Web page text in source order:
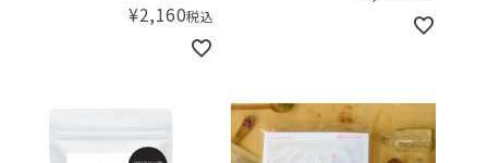
¥2,160税込